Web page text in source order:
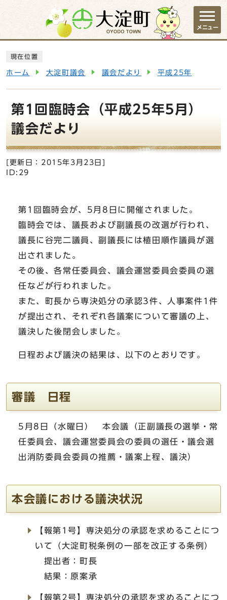
ページの先頭です
メニュー
現在位置
ホーム 大淀町議会 議会だより 平成25年
第1回臨時会（平成25年5月）
議会だより
[更新日： 2015年3月23日
ID:29
第1回臨時会が、5月8日に開催されました。
臨時会では、議長および副議長の改選が行われ、
議長に谷完二議員、副議長には植田順作議員が選
出されました。
その後、各常任委員会、議会運営委員会委員の選
任などが行われました。
また、町長から専決処分の承認3件、人事案件1件
が提出され、それぞれ各議案について審議の上、
議決した後閉会しました。
日程および議決の結果は、以下のとおりです。
審議 日程
5月8日（水曜日） 本会議（正副議長の選挙・常
任委員会、議会運営委員会の委員の選任・議会選
出消防委員会委員の推薦・議案上程、議決）
本会議における議決状況
【報第1号】専決処分の承認を求めることにつ
いて（大淀町税条例の一部を改正する条例）
提出者：町長
結果：原案承
【報第2号】専決処分の承認を求めることにつ